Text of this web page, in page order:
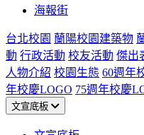
海報街
台北校園 蘭陽校園建築物
動 行政活動 校友活動 傑出
人物介紹 校園生態 60週年
年校慶LOGO 75週年校慶
文宣底板